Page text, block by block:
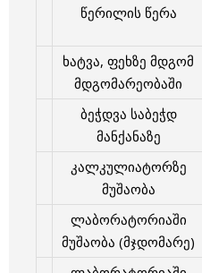
წერილის წერა
ხატვა, ფეხზე მდგომ
მდგომარეობაში
ბეჭდვა საბეჭდ
მანქანაზე
კალკულიატორზე
მუშაობა
ლაბორატორიაში
მუშაობა (მჯდომარე)